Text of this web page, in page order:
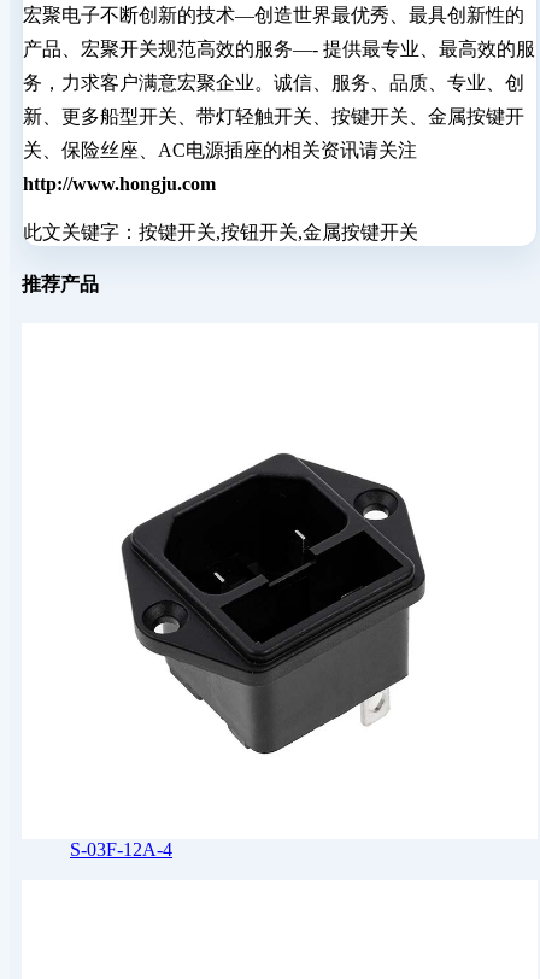
宏聚电子不断创新的技术—创造世界最优秀、最具创新性的
产品、宏聚开关规范高效的服务—- 提供最专业、最高效的服
务，力求客户满意宏聚企业。诚信、服务、品质、专业、创
新、更多船型开关、带灯轻触开关、按键开关、金属按键开
关、保险丝座、AC电源插座的相关资讯请关注
http://www.hongju.com
此文关键字： 按键开关,按钮开关,金属按键开关
推荐产品
S-03F-12A-4